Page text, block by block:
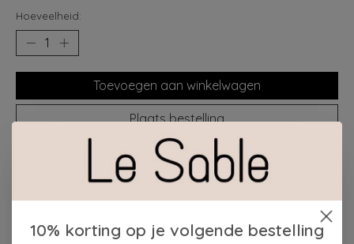
Hoeveelheid:
Toevoegen aan winkelwagen
Plaats bestelling
Toevoegen om te vergelijken
Beschrijving Reviews (0)
10% korting op je volgende bestelling